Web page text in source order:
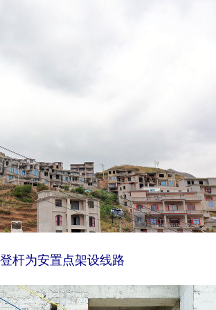
杆为安置点架设线路